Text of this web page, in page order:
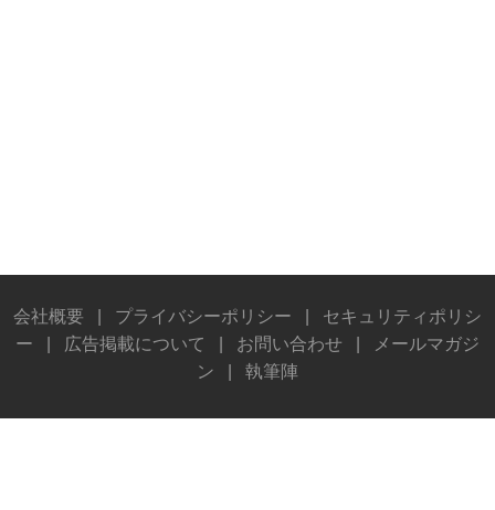
会社概要 プライバシーポリシー
セキュリティポリシ
ー
広告掲載について お問い合わせ
メールマガジ
ン
執筆陣